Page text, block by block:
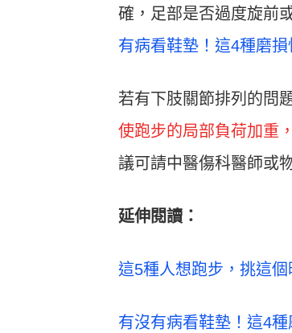
確，足部是否過度旋前
有病看鞋墊！這4種磨損
若有下肢關節排列的問
使跑步的局部負荷加重
議可請中醫傷科醫師或
延伸閱讀：
這5種人想跑步，挑這個
有沒有病看鞋墊！這4種